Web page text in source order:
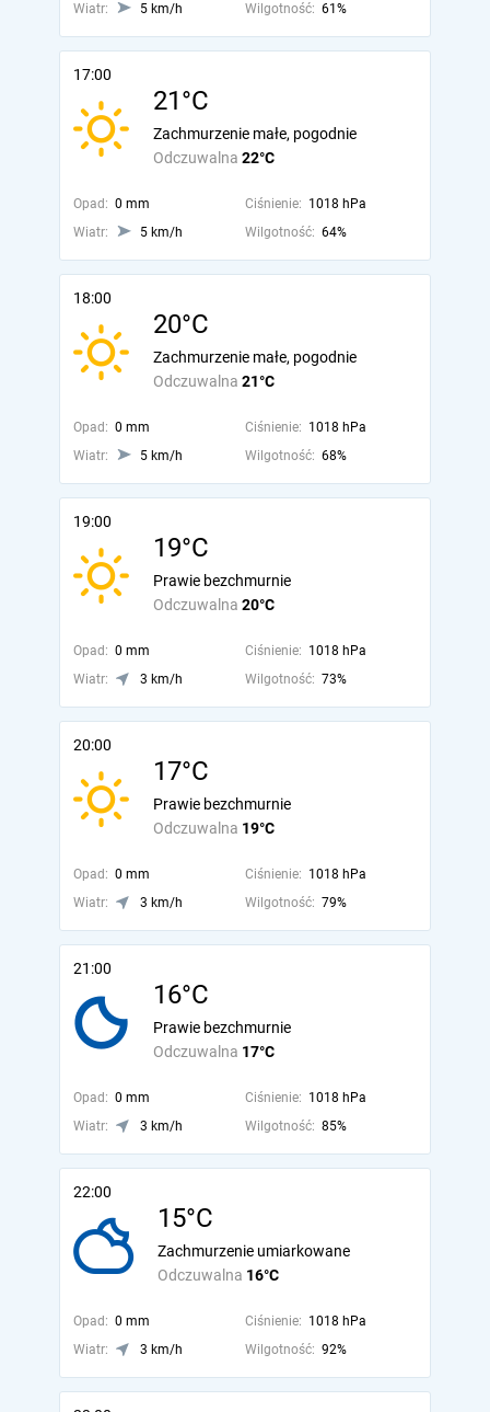
Wiatr:
5 km/h Wilgotność: 61%
17:00
21°C
Odczuwalna 22°C
Zachmurzenie małe, pogodnie
Opad: 0 mm Ciśnienie: 1018 hPa
Wiatr:
5 km/h Wilgotność: 64%
18:00
20°C
Odczuwalna 21°C
Zachmurzenie małe, pogodnie
Opad: 0 mm Ciśnienie: 1018 hPa
Wiatr:
5 km/h Wilgotność: 68%
19:00
19°C
Odczuwalna 20°C
Prawie bezchmurnie
Opad: 0 mm Ciśnienie: 1018 hPa
Wiatr:
3 km/h Wilgotność: 73%
20:00
17°C
Odczuwalna 19°C
Prawie bezchmurnie
Opad: 0 mm Ciśnienie: 1018 hPa
Wiatr:
3 km/h Wilgotność: 79%
21:00
16°C
Odczuwalna 17°C
Prawie bezchmurnie
Opad: 0 mm Ciśnienie: 1018 hPa
Wiatr:
3 km/h Wilgotność: 85%
22:00
15°C
Odczuwalna 16°C
Zachmurzenie umiarkowane
Opad: 0 mm Ciśnienie: 1018 hPa
Wiatr:
3 km/h Wilgotność: 92%